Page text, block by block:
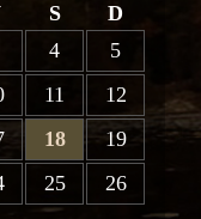
S D
4
5
11
12
18
19
25
26